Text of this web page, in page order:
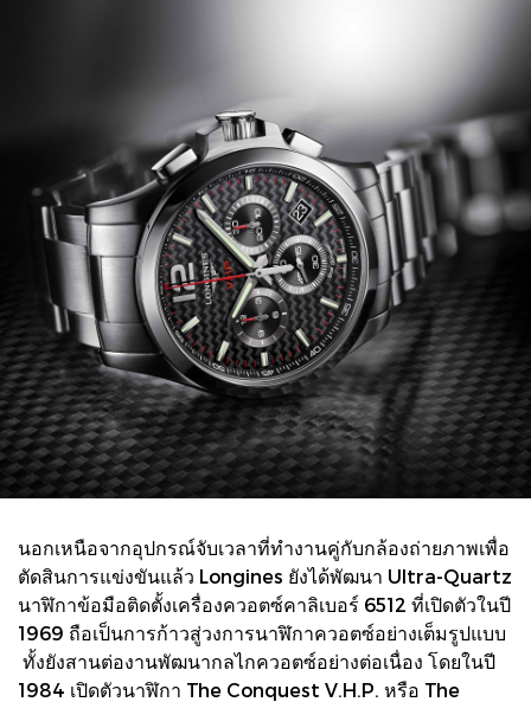
นอกเหนือจากอุปกรณ์จับเวลาที่ทำงานคู่กับกล้องถ่ายภาพเพื่อ
ตัดสินการแข่งขันแล้ว Longines ยังได้พัฒนา Ultra-Quartz
นาฬิกาข้อมือติดตั้งเครื่องควอตซ์คาลิเบอร์ 6512 ที่เปิดตัวในปี
1969 ถือเป็นการก้าวสู่วงการนาฬิกาควอตซ์อย่างเต็มรูปแบบ
ทั้งยังสานต่องานพัฒนากลไกควอตซ์อย่างต่อเนื่อง โดยในปี
1984 เปิดตัวนาฬิกา The Conquest V.H.P. หรือ The